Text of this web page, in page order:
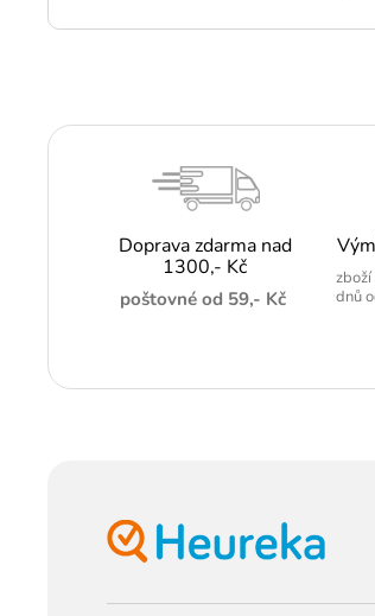
Doprava zdarma nad
1300,- Kč
poštovné od 59,- Kč
dnů